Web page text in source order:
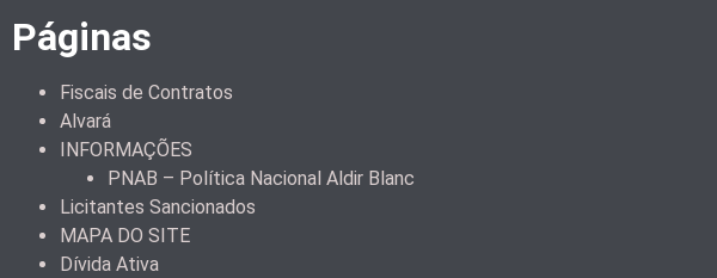
Páginas
Fiscais de Contratos
Alvará
INFORMAÇÕES
PNAB – Política Nacional Aldir Blanc
Licitantes Sancionados
MAPA DO SITE
Dívida Ativa